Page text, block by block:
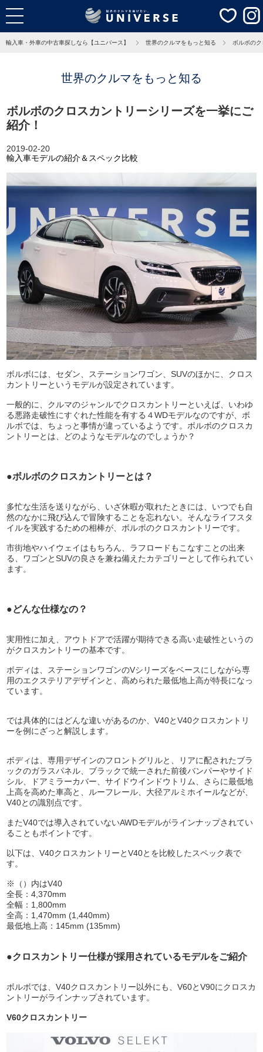
輸入車・外車の中古車探しなら【ユニバース】 世界のクルマをもっと知る ボルボの
世界のクルマをもっと知る
ボルボのクロスカントリーシリーズを一挙にご
紹介！
2019-02-20
輸入車モデルの紹介＆スペック比較
ボルボには、セダン、ステーションワゴン、SUVのほかに、クロス
カントリーというモデルが設定されています。
一般的に、クルマのジャンルでクロスカントリーといえば、いわゆ
る悪路走破性にすぐれた性能を有する４WDモデルなのですが、ボ
ルボでは、ちょっと事情が違っているようです。ボルボのクロスカ
ントリーとは、どのようなモデルなのでしょうか？
●ボルボのクロスカントリーとは？
多忙な生活を送りながら、いざ休暇が取れたときには、いつでも自
然のなかに飛び込んで冒険することを忘れない。そんなライフスタ
イルを実践するための相棒が、ボルボのクロスカントリーです。
市街地やハイウェイはもちろん、ラフロードもこなすことの出来
る、ワゴンとSUVの良さを兼ね備えたカテゴリーとして作られてい
ます。
●どんな仕様なの？
実用性に加え、アウトドアで活躍が期待できる高い走破性というの
がクロスカントリーの基本です。
ボディは、ステーションワゴンのVシリーズをベースにしながら専
用のエクステリアデザインと、高められた最低地上高が特長になっ
ています。
では具体的にはどんな違いがあるのか、V40とV40クロスカントリ
ーを例にざっと解説します。
ボディは、専用デザインのフロントグリルと、リアに配されたブラ
ックのガラスパネル、ブラックで統一された前後バンパーやサイド
シル、ドアミラーカバー、サイドウインドウトリム、さらに最低地
上高を高めた車高と、ルーフレール、大径アルミホイールなどが、
V40との識別点です。
またV40では導入されていないAWDモデルがラインナップされてい
ることもポイントです。
以下は、V40クロスカントリーとV40とを比較したスペック表で
す。
※（）内はV40
全長：4,370mm
全幅：1,800mm
全高：1,470mm (1,440mm)
最低地上高：145mm (135mm)
●クロスカントリー仕様が採用されているモデルをご紹介
ボルボでは、V40クロスカントリー以外にも、V60とV90にクロスカ
ントリーがラインナップされています。
V60クロスカントリー